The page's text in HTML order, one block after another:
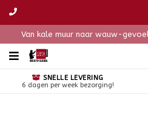
Van kale muur naar wauw-
SNELLE LEVERING
6 dagen per week bezorging!